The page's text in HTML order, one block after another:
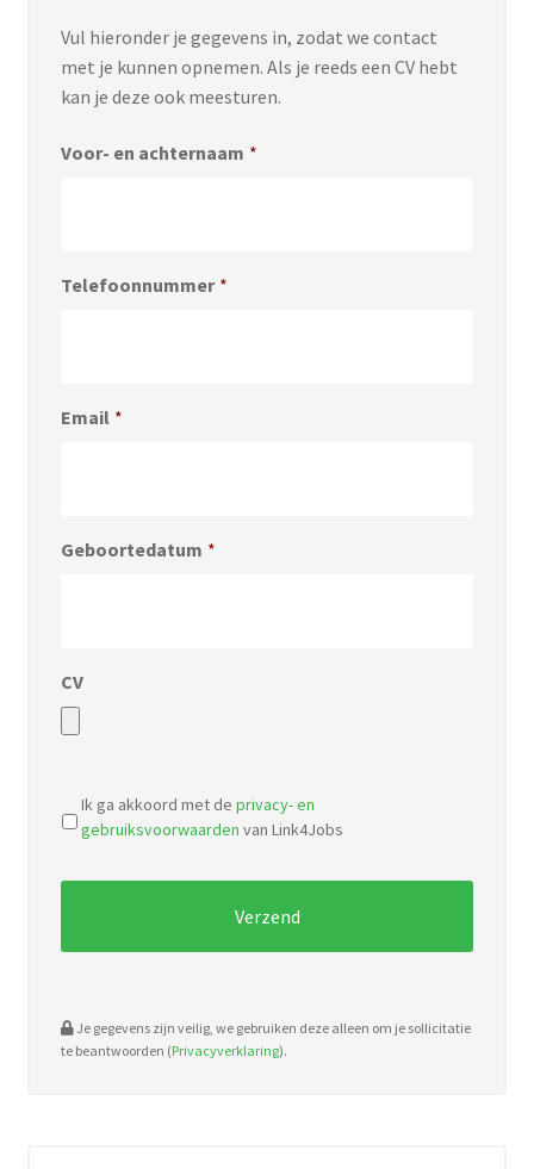
Vul hieronder je gegevens in, zodat we contact
met je kunnen opnemen. Als je reeds een CV hebt
kan je deze ook meesturen.
Voor- en achternaam *
Telefoonnummer *
Email *
Geboortedatum *
CV
types:
pdf,
doc.
Ik ga akkoord met de privacy- en
gebruiksvoorwaarden van Link4Jobs
Je gegevens zijn veilig, we gebruiken deze alleen om je sollicitatie
te beantwoorden (Privacyverklaring).